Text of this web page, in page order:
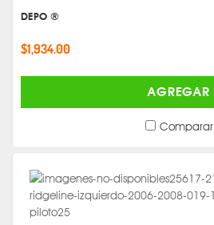
DEPO ®
$1,934.00
AGREGAR
Comparar